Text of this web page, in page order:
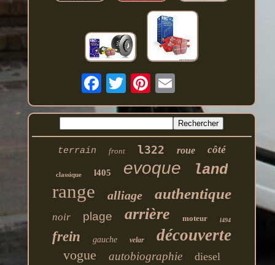
terrain front l322 roue côté
classique l405 evoque land
range alliage authentique
noir plage arrière moteur l494
frein gauche velar découverte
vogue autobiographie diesel